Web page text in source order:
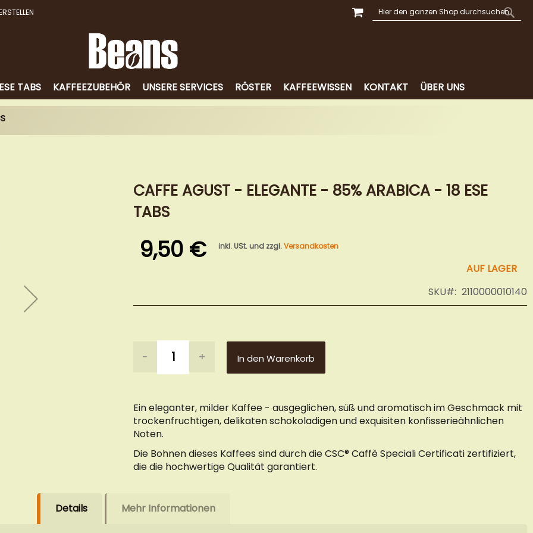
SUCHE
MEIN WARENKORB
ESE TABS KAFFEEZUBEHÖR UNSERE SERVICES RÖSTER KAFFEEWISSEN KONTAKT ÜBER UNS
CAFFE AGUST - ELEGANTE - 85% ARABICA - 18 ESE
TABS
9,50 € inkl. USt. und zzgl.Versandkosten
AUF LAGER
SKU
2110000010140
- + In den Warenkorb
Ein eleganter, milder Kaffee - ausgeglichen, süß und aromatisch im Geschmack mit
trockenfruchtigen, delikaten schokoladigen und exquisiten konfisserieähnlichen
Noten.
Die Bohnen dieses Kaffees sind durch die CSC® Caffè Speciali Certificati zertifiziert,
die die hochwertige Qualität garantiert.
Details Mehr Informationen